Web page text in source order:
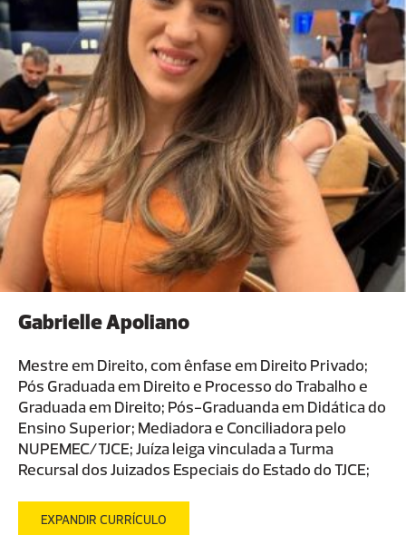
Gabrielle Apoliano
Mestre em Direito, com ênfase em Direito Privado;
Pós Graduada em Direito e Processo do Trabalho e
Graduada em Direito; Pós-Graduanda em Didática do
Ensino Superior; Mediadora e Conciliadora pelo
NUPEMEC/TJCE; Juíza leiga vinculada a Turma
Recursal dos Juizados Especiais do Estado do TJCE;
Graduação em Direito, ministrando disciplinas de
EXPANDIR CURRÍCULO